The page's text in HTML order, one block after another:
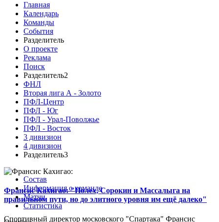
Главная
Календарь
Команды
События
Разделитель
О проекте
Реклама
Поиск
Разделитель2
ФНЛ
Вторая лига А - Золото
ПФЛ-Центр
ПФЛ - Юг
ПФЛ - Урал-Поволжье
ПФЛ - Восток
3 дивизион
4 дивизион
Разделитель3
Франсис Кахигао: "Полех, Сорокин и Массалыга на
правильном пути, но до элитного уровня им ещё далеко"
Спортивный директор московского "Спартака" Франсис
Состав
Информация о команде
Матчи
Статистика